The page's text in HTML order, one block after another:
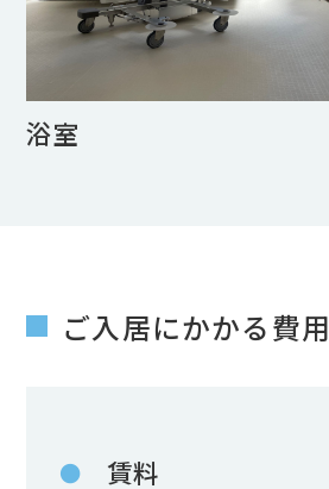
浴室
ご入居にかかる費用
● 賃料